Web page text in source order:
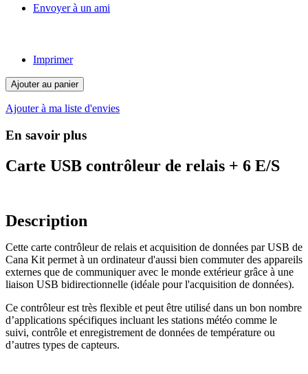
Envoyer à un ami
Imprimer
Ajouter au panier
Ajouter à ma liste d'envies
En savoir plus
Carte USB contrôleur de relais + 6 E/S
Description
Cette carte contrôleur de relais et acquisition de données par USB de
Cana Kit permet à un ordinateur d'aussi bien commuter des appareils
externes que de communiquer avec le monde extérieur grâce à une
liaison USB bidirectionnelle (idéale pour l'acquisition de données).
Ce contrôleur est très flexible et peut être utilisé dans un bon nombre
d’applications spécifiques incluant les stations météo comme le
suivi, contrôle et enregistrement de données de température ou
d’autres types de capteurs.